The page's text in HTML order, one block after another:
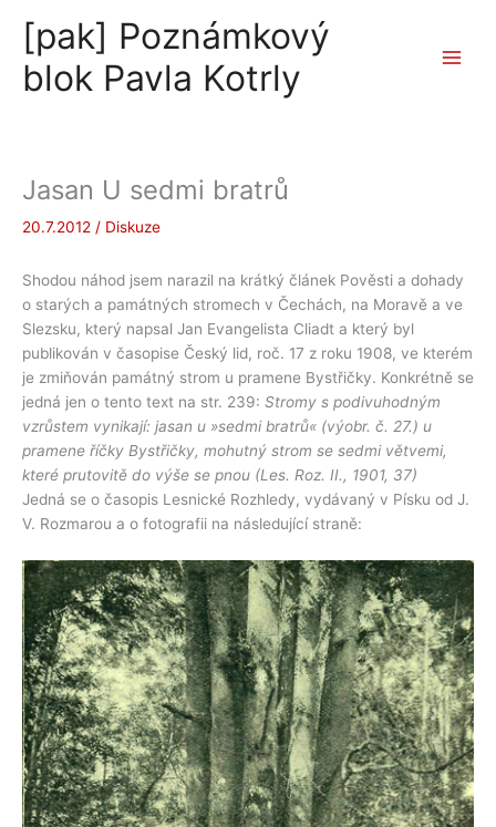
obsah
[pak] Poznámkový
blok Pavla Kotrly
Jasan U sedmi bratrů
20.7.2012 / Diskuze
Shodou náhod jsem narazil na krátký článek Pověsti a dohady
o starých a památných stromech v Čechách, na Moravě a ve
Slezsku, který napsal Jan Evangelista Cliadt a který byl
publikován v časopise Český lid, roč. 17 z roku 1908, ve kterém
je zmiňován památný strom u pramene Bystřičky. Konkrétně se
jedná jen o tento text na str. 239: Stromy s podivuhodným
vzrůstem vynikají: jasan u »sedmi bratrů« (výobr. č. 27.) u
pramene říčky Bystřičky, mohutný strom se sedmi větvemi,
které prutovitě do výše se pnou (Les. Roz. II., 1901, 37)
Jedná se o časopis Lesnické Rozhledy, vydávaný v Písku od J.
V. Rozmarou a o fotografii na následující straně: